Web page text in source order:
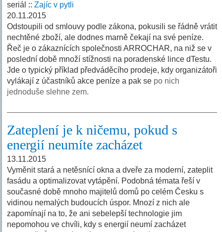
seriál ::Zajíc v pytli
20.11.2015
Odstoupili od smlouvy podle zákona, pokusili se řádně vrátit
nechtěné zboží, ale dodnes marně čekají na své peníze.
Řeč je o zákaznících společnosti ARROCHAR, na niž se v
poslední době množí stížnosti na poradenské lince dTestu.
Jde o typický příklad předváděcího prodeje, kdy organizátoři
vylákají z účastníků akce peníze a pak se po nich
jednoduše slehne zem.
Zateplení je k ničemu, pokud s
energií neumíte zacházet
13.11.2015
Vyměnit stará a netěsnící okna a dveře za moderní, zateplit
fasádu a optimalizovat vytápění. Podobná témata řeší v
současné době mnoho majitelů domů po celém Česku s
vidinou nemalých budoucích úspor. Mnozí z nich ale
zapomínají na to, že ani sebelepší technologie jim
nepomohou ve chvíli, kdy s energií neumí zacházet